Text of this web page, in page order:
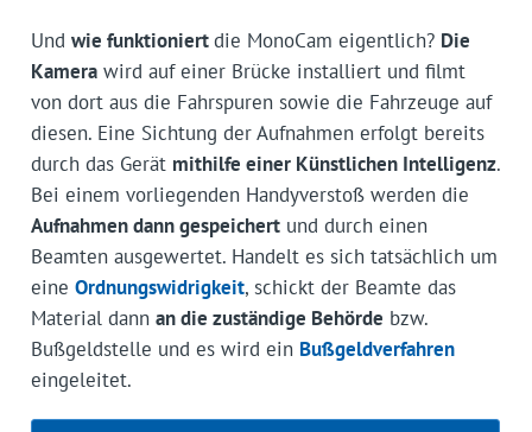
Und wie funktioniertdie MonoCam eigentlich? Die
Kamerawird auf einer Brücke installiert und filmt
von dort aus die Fahrspuren sowie die Fahrzeuge auf
diesen. Eine Sichtung der Aufnahmen erfolgt bereits
durch das Gerät mithilfe einer Künstlichen Intelligenz.
Bei einem vorliegenden Handyverstoß werden die
Aufnahmen dann gespeichertund durch einen
Beamten ausgewertet. Handelt es sich tatsächlich um
eine Ordnungswidrigkeit, schickt der Beamte das
Material dann an die zuständige Behörde bzw.
Bußgeldstelle und es wird ein Bußgeldverfahren
eingeleitet.